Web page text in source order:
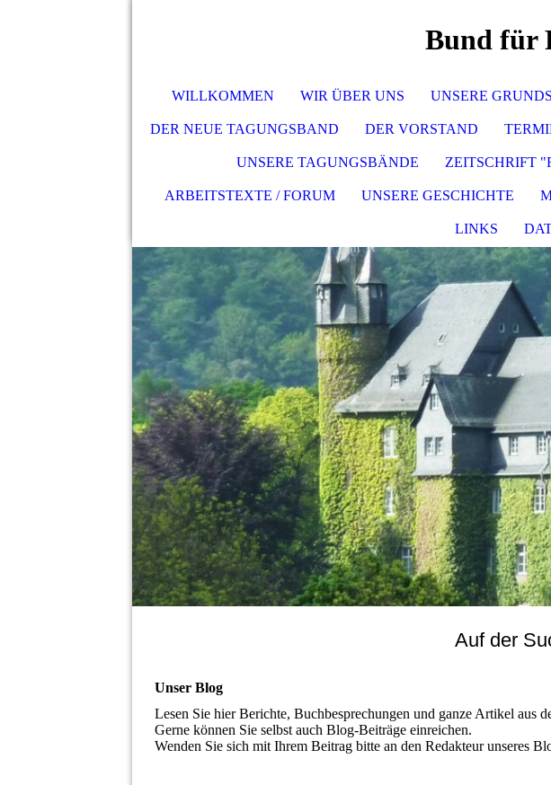
Bund für
WILLKOMMEN WIR ÜBER UNS UNSERE
DER NEUE TAGUNGSBAND DER VORSTAND
UNSERE TAGUNGSBÄNDE ZEITSCHRIFT
ARBEITSTEXTE / FORUM UNSERE GESCHICHTE
LINKS
Auf der
Unser Blog
Lesen Sie hier Berichte, Buchbesprechungen und ganze Artikel aus
Gerne können Sie selbst auch Blog-Beiträge einreichen.
Wenden Sie sich mit Ihrem Beitrag bitte an den Redakteur unseres